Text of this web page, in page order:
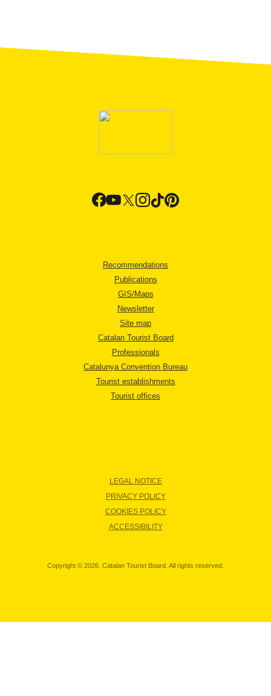
Recommendations
Publications
GIS/Maps
Newsletter
Site map
Catalan Tourist Board
Professionals
Catalunya Convention Bureau
Tourist establishments
Tourist offices
LEGAL NOTICE
PRIVACY POLICY
COOKIES POLICY
ACCESSIBILITY
Copyright © 2026. Catalan Tourist Board. All rights reserved.